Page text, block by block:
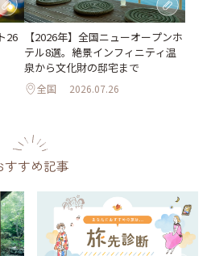
26
【2026年】全国ニューオープンホ
テル8選。絶景インフィニティ温
泉から文化財の邸宅まで
全国 2026.07.26
すすめ記事